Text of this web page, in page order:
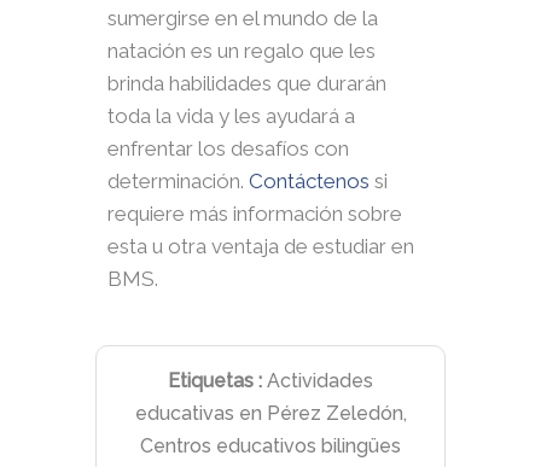
sumergirse en el mundo de la
natación es un regalo que les
brinda habilidades que durarán
toda la vida y les ayudará a
enfrentar los desafíos con
determinación. Contáctenos si
requiere más información sobre
esta u otra ventaja de estudiar en
BMS.
Etiquetas : Actividades
educativas en Pérez Zeledón,
Centros educativos bilingües